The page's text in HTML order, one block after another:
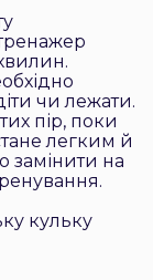
чи лежати.
пір, поки
легким й
замінити на
кульку